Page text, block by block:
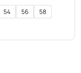
54 56
58